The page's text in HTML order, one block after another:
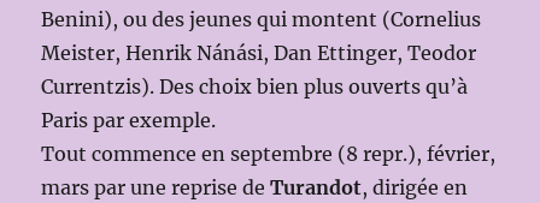
Benini), ou des jeunes qui montent (Cornelius
Meister, Henrik Nánási, Dan Ettinger, Teodor
Currentzis). Des choix bien plus ouverts qu’à
Paris par exemple.
Tout commence en septembre (8 repr.), février,
mars par une reprise deTurandot, dirigée en